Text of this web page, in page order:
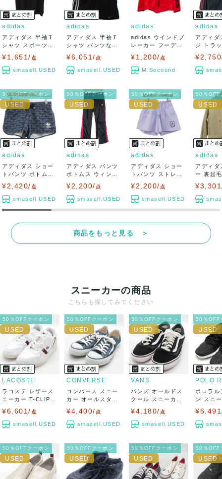
adidas
アディダス 半袖Ｔ
シャツ スポーツウ
¥1,651/ 点
smasell.USED
adidas
アディダス 半袖Ｔ
シャツ パンツなど
¥6,051/ 点
smasell.USED
adidas
adidas ウインドブ
レーカー フーディ
¥1,200/ 点
M.Secound
adidas
アディダ
ジ トラ
50％OFFクーポン
adidas
アディダス ショー
トパンツ ボトムス
¥2,420/ 点
smasell.USED
50％OFFクーポン
adidas
アディダス パンツ
ボトムス ウィンド
¥2,200/ 点
smasell.USED
50％OFFクーポン
adidas
アディダス ショー
トパンツ ストレッ
¥2,200/ 点
smasell.USED
50％OFF
adidas
アディダ
ー 裏起
商品をもっと見る ＞
スニーカーの商品
こちらも探してみてください
50％OFFクーポン
LACOSTE
ラコステ レザース
ニーカー T-CLIP V
¥6,601/ 点
smasell.USED
50％OFFクーポン
CONVERSE
コンバース スニー
カー オールスター
¥4,400/ 点
smasell.USED
50％OFFクーポン
VANS
バンズ オールドス
クール スニーカー
¥4,180/ 点
smasell.USED
50％OFF
ポロラル
ン スニ
50％OFFクーポン 50％OFFクーポン 50％OFFクーポン 50％OFF